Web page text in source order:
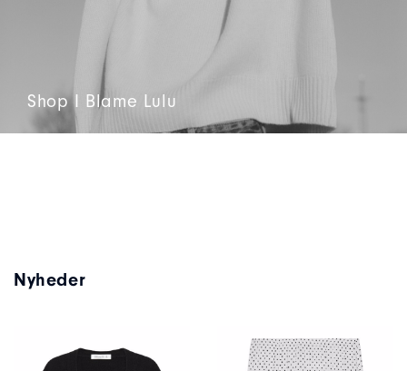
Shop I Blame Lulu
Nyheder